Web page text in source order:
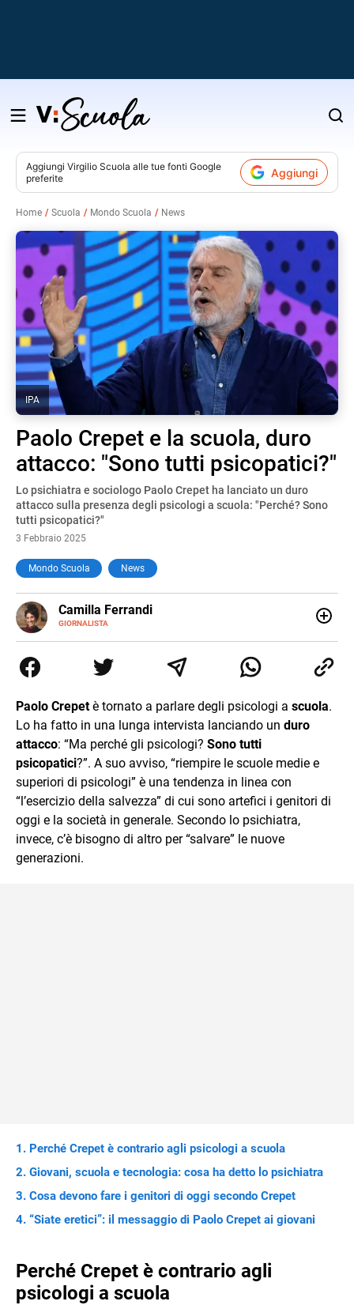
Salta
contenuto
Aggiungi Virgilio Scuola alle tue fonti Google
preferite
Aggiungi
Home Scuola Mondo Scuola News
IPA
Paolo Crepet e la scuola, duro
attacco: "Sono tutti psicopatici?"
Lo psichiatra e sociologo Paolo Crepet ha lanciato un duro
attacco sulla presenza degli psicologi a scuola: "Perché? Sono
tutti psicopatici?"
3 Febbraio 2025
Mondo Scuola News
Camilla Ferrandi
GIORNALISTA
E-
MAIL
LINKEDIN
di trasformare la passione per la scrittura in un lavoro, e
da lì non mi sono più fermata. L’attualità è il mio pane
mente.
Paolo Crepetè tornato a parlare degli psicologi a scuola.
Lo ha fatto in una lunga intervista lanciando un duro
attacco: “Ma perché gli psicologi? Sono tutti
psicopatici?”. A suo avviso, “riempire le scuole medie e
superiori di psicologi” è una tendenza in linea con
“l’esercizio della salvezza” di cui sono artefici i genitori di
oggi e la società in generale. Secondo lo psichiatra,
invece, c’è bisogno di altro per “salvare” le nuove
generazioni.
Perché Crepet è contrario agli psicologi a scuola
Giovani, scuola e tecnologia: cosa ha detto lo psichiatra
Cosa devono fare i genitori di oggi secondo Crepet
“Siate eretici”: il messaggio di Paolo Crepet ai giovani
Perché Crepet è contrario agli
psicologi a scuola